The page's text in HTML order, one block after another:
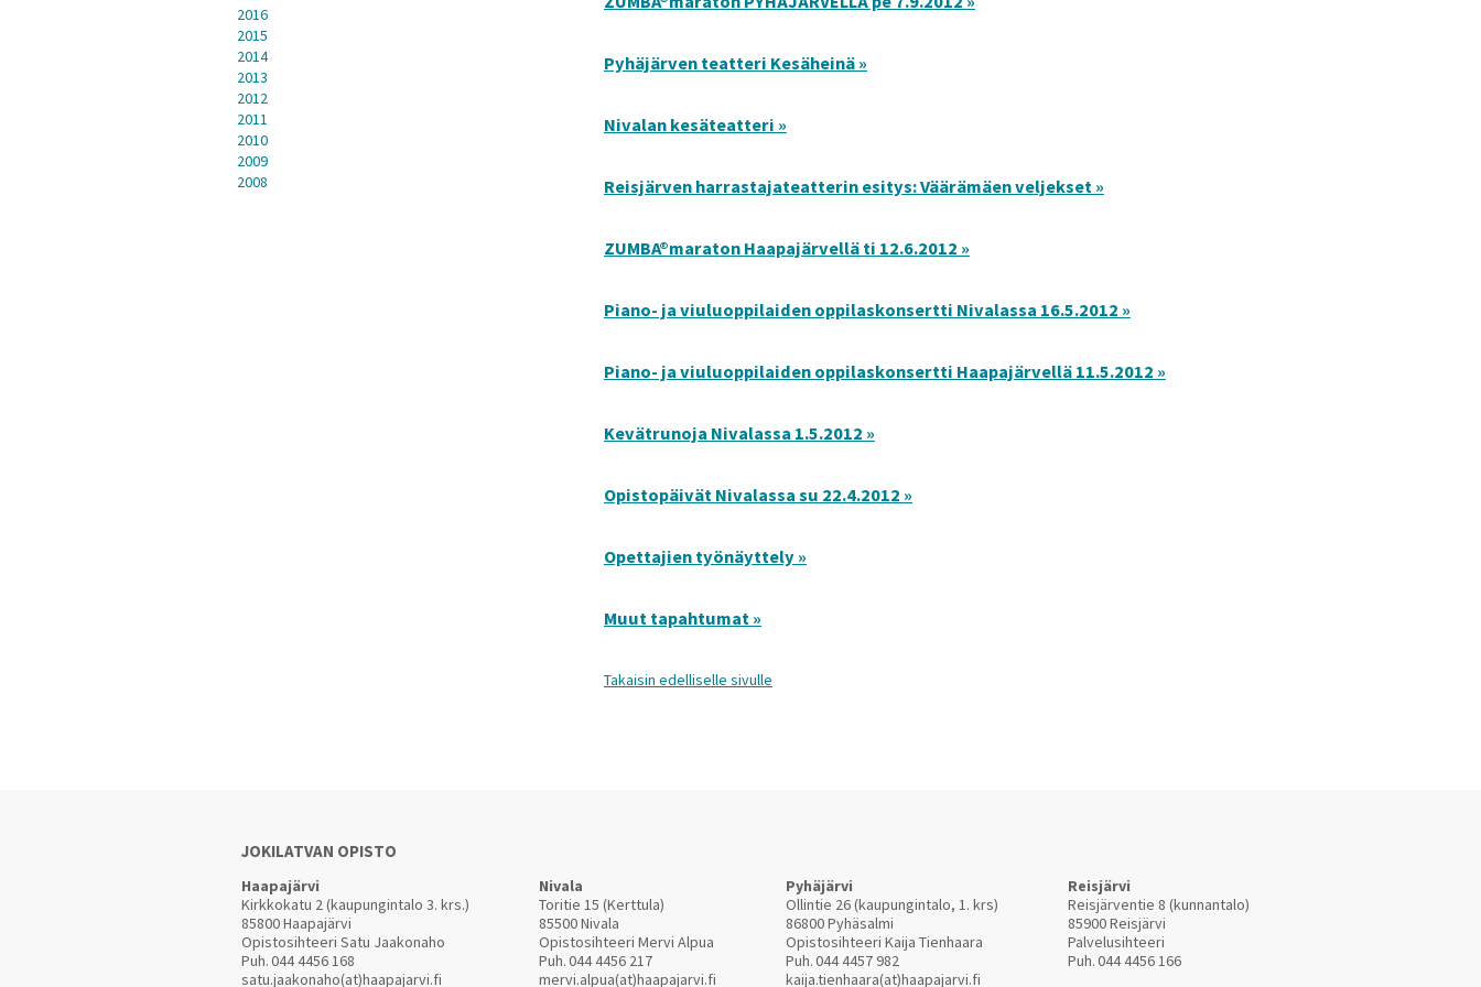
Pyhäjärven teatteri Kesäheinä »
Nivalan kesäteatteri »
Reisjärven harrastajateatterin esitys: Väärämäen veljekset »
ZUMBA®maraton Haapajärvellä ti 12.6.2012 »
Piano- ja viuluoppilaiden oppilaskonsertti Nivalassa 16.5.2012 »
Piano- ja viuluoppilaiden oppilaskonsertti Haapajärvellä 11.5.2012 »
Kevätrunoja Nivalassa 1.5.2012 »
Opistopäivät Nivalassa su 22.4.2012 »
Opettajien työnäyttely »
Muut tapahtumat »
Takaisin edelliselle sivulle
2016
2015
2014
2013
2012
2011
2010
2009
2008
JOKILATVAN OPISTO
Haapajärvi
Kirkkokatu 2 (kaupungintalo 3. krs.)
85800 Haapajärvi
Opistosihteeri Satu Jaakonaho
Puh.044 4456 168
satu.jaakonaho(at)haapajarvi.fi
Nivala
Toritie 15 (Kerttula)
85500 Nivala
Opistosihteeri Mervi Alpua
Puh.044 4456 217
mervi.alpua(at)haapajarvi.fi
Pyhäjärvi
Ollintie 26 (kaupungintalo, 1. krs)
86800 Pyhäsalmi
Opistosihteeri Kaija Tienhaara
Puh.044 4457 982
kaija.tienhaara(at)haapajarvi.fi
Reisjärvi
Reisjärventie 8 (kunnantalo)
85900 Reisjärvi
Palvelusihteeri
Puh.044 4456 166